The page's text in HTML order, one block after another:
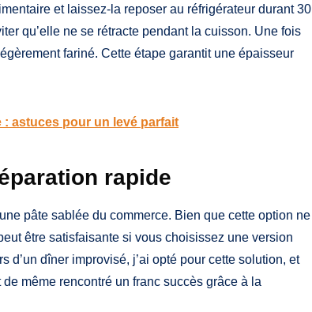
et laissez-la reposer au réfrigérateur durant 30
qu’elle ne se rétracte pendant la cuisson. Une fois
fariné. Cette étape garantit une épaisseur
: astuces pour un levé parfait
rapide
pâte sablée du commerce. Bien que cette option ne
être satisfaisante si vous choisissez une version
d’un dîner improvisé, j’ai opté pour cette solution, et
même rencontré un franc succès grâce à la